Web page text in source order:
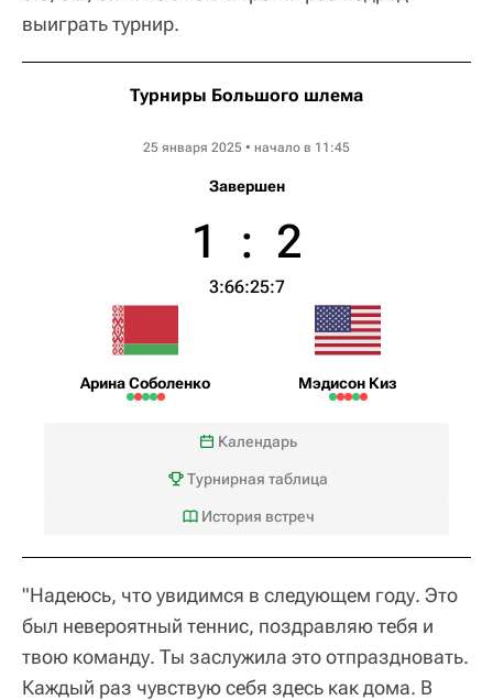
выиграть турнир.
Турниры Большого шлема
25 января 2025 • начало в 11:45
Завершен
Арина Соболенко
1 : 2
3:66:25:7
Мэдисон Киз
Календарь
Турнирная таблица
История встреч
"Надеюсь, что увидимся в следующем году. Это
был невероятный теннис, поздравляю тебя и
твою команду. Ты заслужила это отпраздновать.
Каждый раз чувствую себя здесь как дома. В